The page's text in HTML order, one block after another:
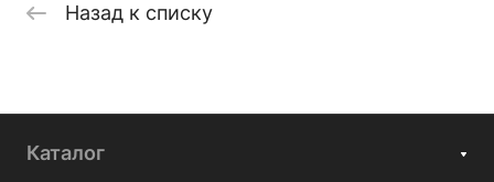
Назад к списку
Каталог